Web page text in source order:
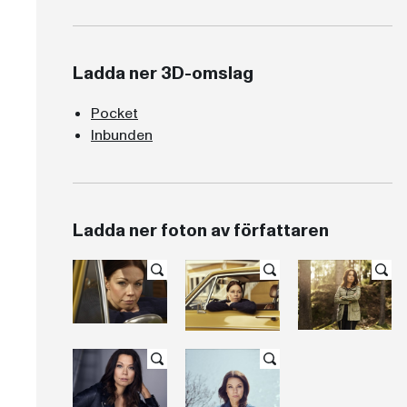
Ladda ner 3D-omslag
Pocket
Inbunden
Ladda ner foton av författaren